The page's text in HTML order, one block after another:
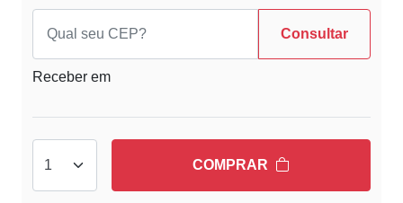
Consultar
Receber em
COMPRAR